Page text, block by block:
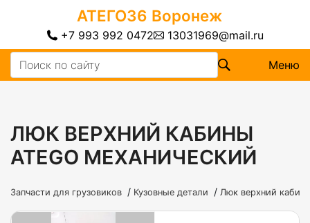
АТЕГО36 Воронеж
+7 993 992 0472 13031969@mail.ru
Меню
ЛЮК ВЕРХНИЙ КАБИНЫ
ATEGO МЕХАНИЧЕСКИЙ
Запчасти для грузовиков / Кузовные детали / Люк верхний